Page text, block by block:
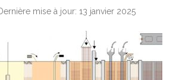
mise à jour: 13 janvier 2025